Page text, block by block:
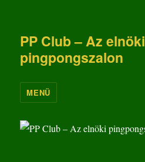
PP Club – Az elnöki
pingpongszalon
MENÜ